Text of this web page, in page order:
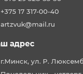
+375 17 317-00-40
artzvuk@mail.ru
адрес
г.Минск, ул. Р.